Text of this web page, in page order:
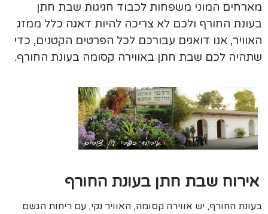
מארחים המוני משפחות לכבוד חגיגות שבת חתן
בעונת החורף ולכם לא צריכה להיות דאגה כלל ממזג
האוויר, אנו דואגים עבורכם לכל הפרטים הקטנים, כדי
שתהיה לכם שבת חתן באווירה קסומה בעונת החורף.
אירוח שבת חתן בעונת החורף
בעונת החורף, יש אווירה קסומה, האוויר נקי, עם ריחות הגשם